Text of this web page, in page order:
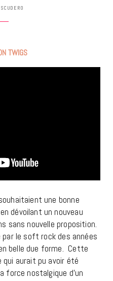
TWIGS
une bonne
dévoilant un nouveau
sans nouvelle proposition.
par le soft rock des années
belle due forme. Cette
aurait pu avoir été
force nostalgique d’un